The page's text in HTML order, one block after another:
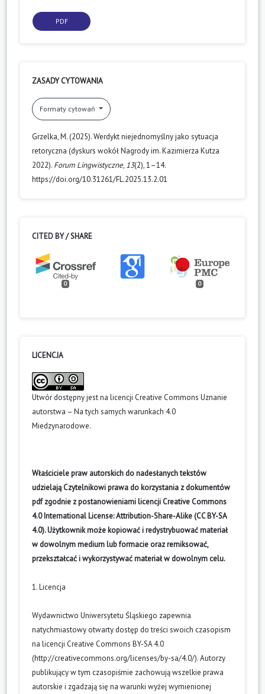
PDF
ZASADY CYTOWANIA
Formaty cytowań
Grzelka, M. (2025). Werdykt niejednomyślny jako sytuacja
retoryczna (dyskurs wokół Nagrody im. Kazimierza Kutza
2022). Forum Lingwistyczne, 13(2), 1–14.
https://doi.org/10.31261/FL.2025.13.2.01
CITED BY / SHARE
0 0
LICENCJA
Utwór dostępny jest na licencji Creative Commons Uznanie
autorstwa – Na tych samych warunkach 4.0
Miedzynarodowe.
Właściciele praw autorskich do nadesłanych tekstów
udzielają Czytelnikowi prawa do korzystania z dokumentów
pdf zgodnie z postanowieniami licencji Creative Commons
4.0 International License: Attribution-Share-Alike (CC BY-SA
4.0). Użytkownik może kopiować i redystrybuować materiał
w dowolnym medium lub formacie oraz remiksować,
przekształcać i wykorzystywać materiał w dowolnym celu.
1. Licencja
Wydawnictwo Uniwersytetu Śląskiego zapewnia
natychmiastowy otwarty dostęp do treści swoich czasopism
na licencji Creative Commons BY-SA 4.0
(http://creativecommons.org/licenses/by-sa/4.0/). Autorzy
publikujący w tym czasopiśmie zachowują wszelkie prawa
autorskie i zgadzają się na warunki wyżej wymienionej